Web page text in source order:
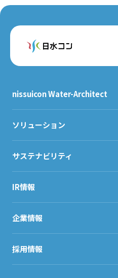
nissuicon Water-Architect
ソリューション
サステナビリティ
IR情報
企業情報
採用情報